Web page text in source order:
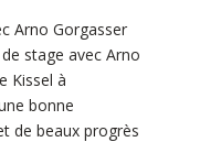
Arno Gorgasser
stage avec Arno
Kissel à
bonne
de beaux progrès